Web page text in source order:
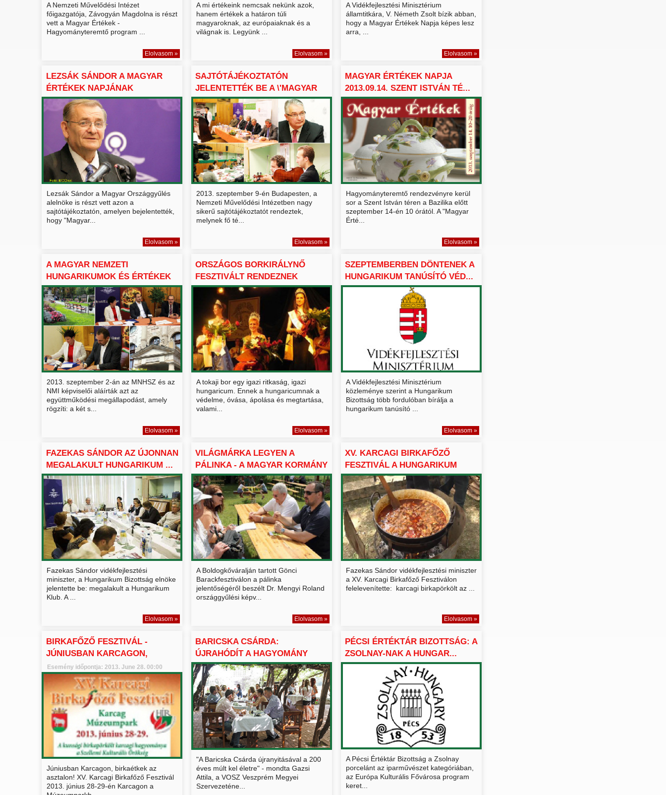
A Nemzeti Művelődési Intézet
főigazgatója, Závogyán Magdolna is részt
vett a Magyar Értékek -
Hagyományteremtő program ...
Elolvasom »
A mi értékeink nemcsak nekünk azok,
hanem értékek a határon túli
magyaroknak, az európaiaknak és a
világnak is. Legyünk ...
Elolvasom »
A Vidékfejlesztési Minisztérium
államtitkára, V. Németh Zsolt bízik abban,
hogy a Magyar Értékek Napja képes lesz
arra, ...
Elolvasom »
LEZSÁK SÁNDOR A MAGYAR
ÉRTÉKEK NAPJÁNAK
SAJTÓTÁJ...
Lezsák Sándor a Magyar Országgyűlés
alelnöke is részt vett azon a
sajtótájékoztatón, amelyen bejelentették,
hogy "Magyar...
Elolvasom »
SAJTÓTÁJÉKOZTATÓN
JELENTETTÉK BE A \'MAGYAR
ÉRTÉ...
2013. szeptember 9-én Budapesten, a
Nemzeti Művelődési Intézetben nagy
sikerű sajtótájékoztatót rendeztek,
melynek fő té...
Elolvasom »
MAGYAR ÉRTÉKEK NAPJA
2013.09.14. SZENT ISTVÁN TÉ...
Hagyományteremtő rendezvényre kerül
sor a Szent István téren a Bazilika előtt
szeptember 14-én 10 órától. A "Magyar
Érté...
Elolvasom »
A MAGYAR NEMZETI
HUNGARIKUMOK ÉS ÉRTÉKEK
SZÖVETS...
2013. szeptember 2-án az MNHSZ és az
NMI képviselői aláírták azt az
együttműködési megállapodást, amely
rögzíti: a két s...
Elolvasom »
ORSZÁGOS BORKIRÁLYNŐ
FESZTIVÁLT RENDEZNEK
TARCAL...
A tokaji bor egy igazi ritkaság, igazi
hungaricum. Ennek a hungaricumnak a
védelme, óvása, ápolása és megtartása,
valami...
Elolvasom »
SZEPTEMBERBEN DÖNTENEK A
HUNGARIKUM TANÚSÍTÓ VÉD...
A Vidékfejlesztési Minisztérium
közleménye szerint a Hungarikum
Bizottság több fordulóban bírálja a
hungarikum tanúsító ...
Elolvasom »
FAZEKAS SÁNDOR AZ ÚJONNAN
MEGALAKULT HUNGARIKUM ...
Fazekas Sándor vidékfejlesztési
miniszter, a Hungarikum Bizottság elnöke
jelentette be: megalakult a Hungarikum
Klub. A ...
Elolvasom »
VILÁGMÁRKA LEGYEN A
PÁLINKA - A MAGYAR KORMÁNY
C...
A Boldogkőváralján tartott Gönci
Barackfesztiválon a pálinka
jelentőségéről beszélt Dr. Mengyi Roland
országgyűlési képv...
Elolvasom »
XV. KARCAGI BIRKAFŐZŐ
FESZTIVÁL A HUNGARIKUM
JEG...
Fazekas Sándor vidékfejlesztési miniszter
a XV. Karcagi Birkafőző Fesztiválon
felelevenítette: karcagi birkapörkölt az ...
Elolvasom »
BIRKAFŐZŐ FESZTIVÁL -
JÚNIUSBAN KARCAGON,
BIRKAÉ...
Esemény időpontja: 2013. June 28. 00:00
Júniusban Karcagon, birkaétkek az
asztalon! XV. Karcagi Birkafőző Fesztivál
2013. június 28-29-én Karcagon a
BARICSKA CSÁRDA:
ÚJRAHÓDÍT A HAGYOMÁNY
"A Baricska Csárda újranyitásával a 200
éves múlt kel életre" - mondta Gazsi
Attila, a VOSZ Veszprém Megyei
Szervezeténe...
PÉCSI ÉRTÉKTÁR BIZOTTSÁG: A
ZSOLNAY-NAK A HUNGAR...
A Pécsi Értéktár Bizottság a Zsolnay
porcelánt az iparművészet kategóriában,
az Európa Kulturális Fővárosa program
keret...